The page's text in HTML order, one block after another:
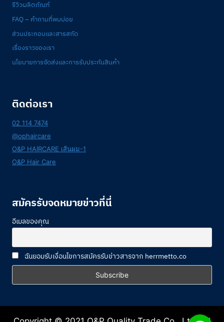
รีวิวผลิตภัณฑ์
FAQ – คำถามที่พบบ่อย
ส่วนประกอบและสารสกัด
เรื่องราวของเรา
นโยบายการจัดส่งและการรับประกันสินค้า
ติดต่อเรา
02 114 7474
@ophaircare
O&P HAIRCARE เส้นผม-1
O&P Hair Care
สมัครรับจดหมายข่าวที่นี่
อีเมลของคุณ
ฉันยอมรับเงื่อนไขการสมัครรับข่าวสารจาก herrmetto.co